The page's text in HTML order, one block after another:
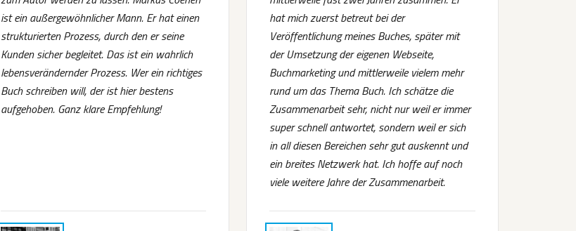
ist ein außergewöhnlicher Mann. Er hat einen
strukturierten Prozess, durch den er seine
Kunden sicher begleitet. Das ist ein wahrlich
lebensverändernder Prozess. Wer ein richtiges
Buch schreiben will, der ist hier bestens
aufgehoben. Ganz klare Empfehlung!
hat mich zuerst betreut bei der
Veröffentlichung meines Buches, später mit
der Umsetzung der eigenen Webseite,
Buchmarketing und mittlerweile vielem mehr
rund um das Thema Buch. Ich schätze die
Zusammenarbeit sehr, nicht nur weil er immer
super schnell antwortet, sondern weil er sich
in all diesen Bereichen sehr gut auskennt und
ein breites Netzwerk hat. Ich hoffe auf noch
viele weitere Jahre der Zusammenarbeit.